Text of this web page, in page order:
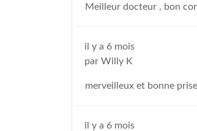
Meilleur docteur , bon
il y a 6 mois
par Willy K
merveilleux et bonne
il y a 6 mois